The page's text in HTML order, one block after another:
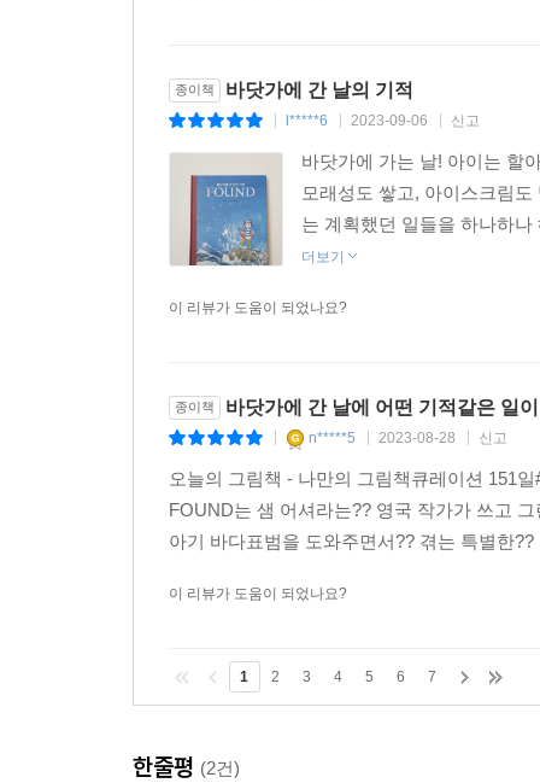
종이책 바닷가에 간 날의 기적
l*****6 2023-09-06 신고
바닷가에 가는 날! 아이는 할
모래성도 쌓고, 아이스크림
는 계획했던 일들을 하나하
더보기
이 리뷰가 도움이 되었나요?
종이책 바닷가에 간 날에 어떤 기적같은 일
n*****5 2023-08-28 신고
오늘의 그림책 - 나만의 그림책큐레이션 151
FOUND는 샘 어셔라는?? 영국 작가가 쓰고
아기 바다표범을 도와주면서?? 겪는 특별한
이 리뷰가 도움이 되었나요?
1 2 3 4 5 6 7
한줄평 (2건)